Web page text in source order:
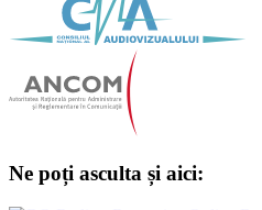
Ne poți asculta și aici: